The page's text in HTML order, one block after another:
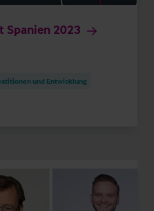
2023
und Entwicklung